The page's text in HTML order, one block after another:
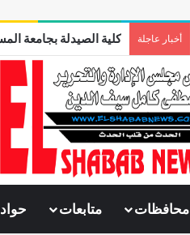
أخبار عاجلة كلية الصيدلة بجامعة
محافظات متابعات